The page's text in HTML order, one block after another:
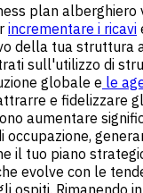
plan alberghiero
incrementare i ricavi
della tua struttura
sull'utilizzo di
globale e le
e fidelizzare
aumentare
occupazione,
il tuo piano
evolve con le
ospiti. Rimanendo